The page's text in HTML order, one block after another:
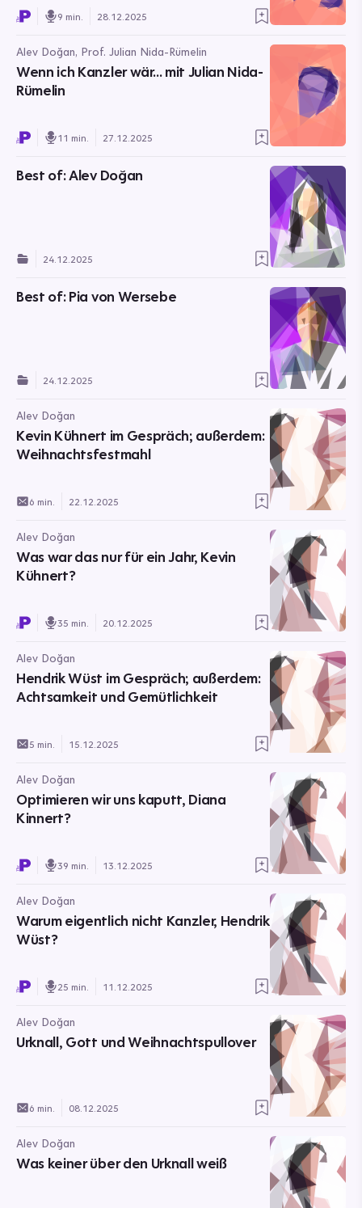
9 min. 28.12.2025
Alev Doğan, Prof. Julian Nida-Rümelin
Wenn ich Kanzler wär… mit Julian Nida-
Rümelin
11 min. 27.12.2025
Best of: Alev Doğan
24.12.2025
Best of: Pia von Wersebe
24.12.2025
Alev Doğan
Kevin Kühnert im Gespräch; außerdem:
Weihnachtsfestmahl
6 min. 22.12.2025
Alev Doğan
Was war das nur für ein Jahr, Kevin
Kühnert?
35 min. 20.12.2025
Alev Doğan
Hendrik Wüst im Gespräch; außerdem:
Achtsamkeit und Gemütlichkeit
5 min. 15.12.2025
Alev Doğan
Optimieren wir uns kaputt, Diana
Kinnert?
39 min. 13.12.2025
Alev Doğan
Warum eigentlich nicht Kanzler, Hendrik
Wüst?
25 min. 11.12.2025
Alev Doğan
Urknall, Gott und Weihnachtspullover
6 min. 08.12.2025
Alev Doğan
Was keiner über den Urknall weiß